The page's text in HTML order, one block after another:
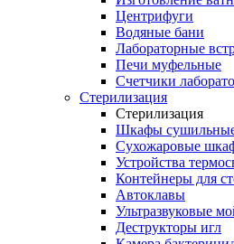
Центрифуги
Водяные бани
Лабораторные
Печи муфельные
Счетчики
Стерилизация
Стерилизация
Шкафы
Сухожаровые
Устройства
Контейнеры для
Автоклавы
Ультразвуковые
Деструкторы игл